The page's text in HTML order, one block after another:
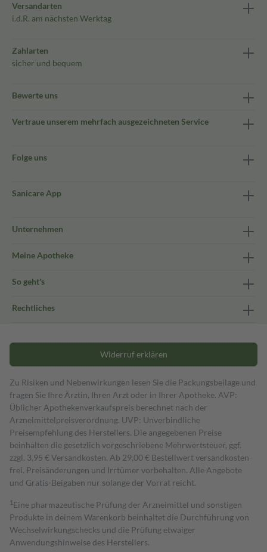
Versandarten
i.d.R. am nächsten Werktag
Zahlarten
sicher und bequem
Bewerte uns
Vertraue unserem mehrfach ausgezeichneten Service
Folge uns
Sanicare App
Unternehmen
Meine Apotheke
So geht's
Rechtliches
Widerruf erklären
Zu Risiken und Nebenwirkungen lesen Sie die Packungsbeilage und
fragen Sie Ihre Ärztin, Ihren Arzt oder in Ihrer Apotheke. AVP:
Üblicher Apothekenverkaufspreis berechnet nach der
Arzneimittelpreisverordnung. UVP: Unverbindliche
Preisempfehlung des Herstellers. Die angegebenen Preise
beinhalten die gesetzlich vorgeschriebene Mehrwertsteuer, ggf.
zzgl. 3,95 € Versandkosten. Ab 29,00 € Bestell­wert versand­kosten­
frei. Preisänderungen und Irrtümer vorbehalten. Alle Angebote
und Gratis-Beigaben nur solange der Vorrat reicht.
1 Eine pharmazeutische Prüfung der Arzneimittel und sonstigen
Produkte in deinem Warenkorb beinhaltet die Durchführung von
Wechselwirkungschecks und die Prüfung etwaiger
Anwendungshinweise des Herstellers.